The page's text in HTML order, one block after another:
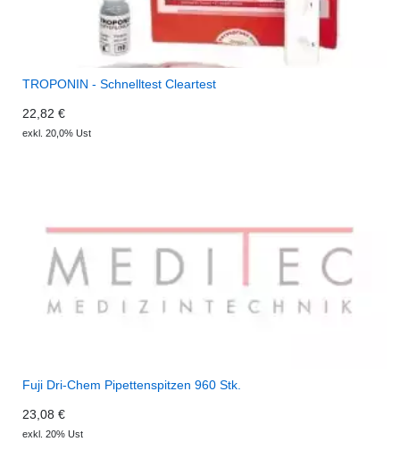
TROPONIN - Schnelltest Cleartest
22,82 €
exkl. 20,0% Ust
Fuji Dri-Chem Pipettenspitzen 960 Stk.
23,08 €
exkl. 20% Ust